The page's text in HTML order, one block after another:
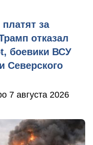
за
отказал
боевики ВСУ
Северского
7 августа 2026